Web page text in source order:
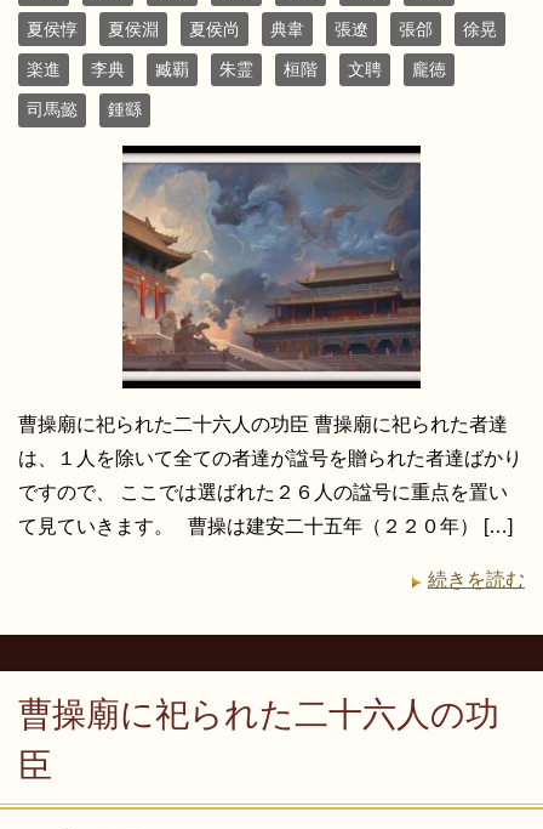
夏侯惇 夏侯淵 夏侯尚 典韋 張遼 張郃 徐晃
楽進 李典 臧覇 朱霊 桓階 文聘 龐徳
司馬懿 鍾繇
曹操廟に祀られた二十六人の功臣 曹操廟に祀られた者達
は、１人を除いて全ての者達が諡号を贈られた者達ばかり
ですので、 ここでは選ばれた２６人の諡号に重点を置い
て見ていきます。 曹操は建安二十五年（２２０年） […]
続きを読む
曹操廟に祀られた二十六人の功
臣